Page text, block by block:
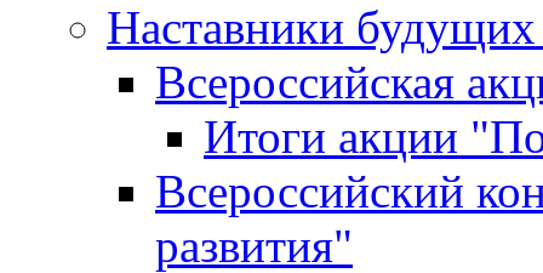
Наставники
Всероссийская
Итоги акции
Всероссийский
развития"